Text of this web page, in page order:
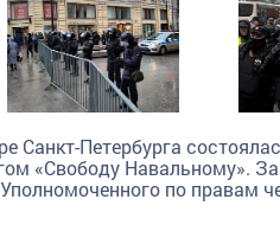
Санкт-Петербурга
«Свободу Навальному».
по правам